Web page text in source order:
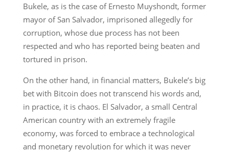
Bukele, as is the case of Ernesto Muyshondt, former
mayor of San Salvador, imprisoned allegedly for
corruption, whose due process has not been
respected and who has reported being beaten and
tortured in prison.
On the other hand, in financial matters, Bukele’s big
bet with Bitcoin does not transcend his words and,
in practice, it is chaos. El Salvador, a small Central
American country with an extremely fragile
economy, was forced to embrace a technological
and monetary revolution for which it was never